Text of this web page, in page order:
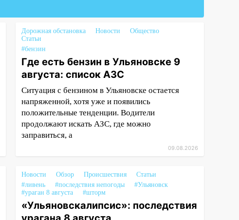
Дорожная обстановка Новости
Общество
Статьи
#бензин
Где есть бензин в Ульяновске 9
августа: список АЗС
Ситуация с бензином в Ульяновске остается
напряженной, хотя уже и появились
положительные тенденции. Водители
продолжают искать АЗС, где можно
заправиться, а
09.08.2026
Новости Обзор Происшествия
Статьи
#ливень
#последствия непогоды
#Ульяновск
#ураган 8 августа
#шторм
«Ульяновскалипсис»: последствия